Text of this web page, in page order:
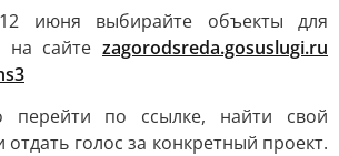
июня выбирайте объекты для
на сайте zagorodsreda.gosuslugi.ru
перейти по ссылке, найти свой
голос за конкретный проект.